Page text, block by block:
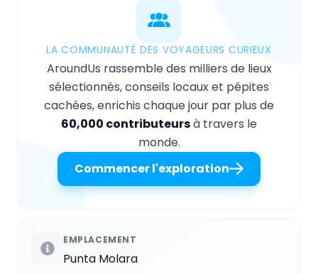
LA COMMUNAUTÉ DES VOYAGEURS CURIEUX
AroundUs rassemble des milliers de lieux
sélectionnés, conseils locaux et pépites
cachées, enrichis chaque jour par plus de
60,000 contributeursà travers le
monde.
Commencer l'exploration
EMPLACEMENT
Punta Molara